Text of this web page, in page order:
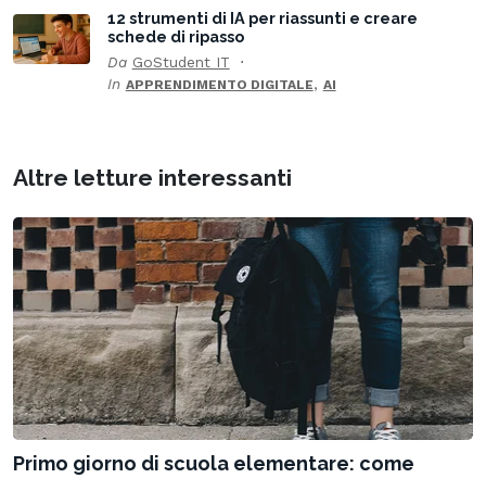
12 strumenti di IA per riassunti e creare
schede di ripasso
Da GoStudent IT
In APPRENDIMENTO DIGITALE, AI
Altre letture interessanti
Primo giorno di scuola elementare: come